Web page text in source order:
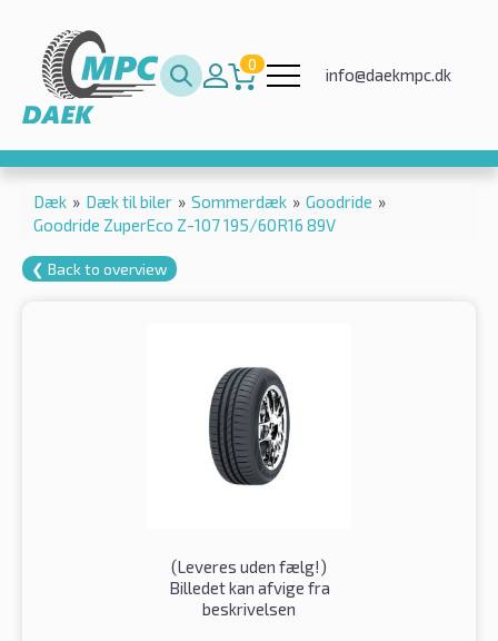
0
info@daekmpc.dk
Dæk » Dæk til biler » Sommerdæk » Goodride »
Goodride ZuperEco Z-107 195/60R16 89V
❮ Back to overview
(Leveres uden fælg!)
Billedet kan afvige fra
beskrivelsen